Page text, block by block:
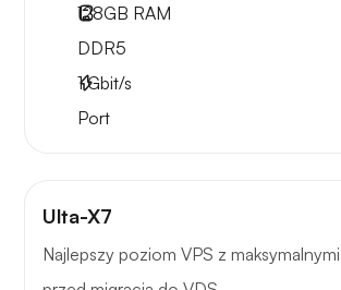
128GB RAM
DDR5
1Gbit/s
Port
Ulta-X7
Najlepszy poziom VPS z